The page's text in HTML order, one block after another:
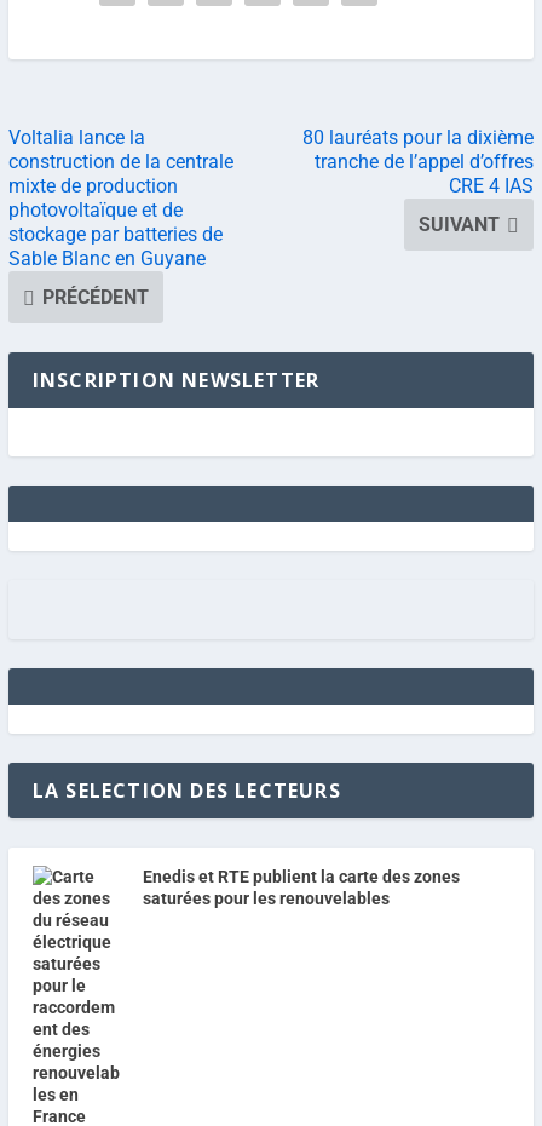
Voltalia lance la
construction de la centrale
mixte de production
photovoltaïque et de
stockage par batteries de
Sable Blanc en Guyane
PRÉCÉDENT
80 lauréats pour la dixième
tranche de l’appel d’offres
CRE 4 IAS
SUIVANT
INSCRIPTION NEWSLETTER
LA SELECTION DES LECTEURS
Enedis et RTE publient la carte des zones
saturées pour les renouvelables